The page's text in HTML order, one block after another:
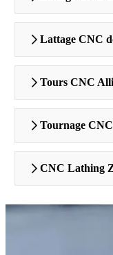
Lattage CNC
Tours CNC
Tournage
CNC Lathing